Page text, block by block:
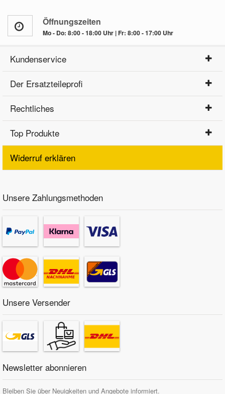
Öffnungszeiten
Mo - Do: 8:00 - 18:00 Uhr | Fr: 8:00 - 17:00 Uhr
Kundenservice
Der Ersatzteileprofi
Rechtliches
Top Produkte
Widerruf erklären
Unsere Zahlungsmethoden
Unsere Versender
Newsletter abonnieren
Bleiben Sie über Neuigkeiten und Angebote informiert.